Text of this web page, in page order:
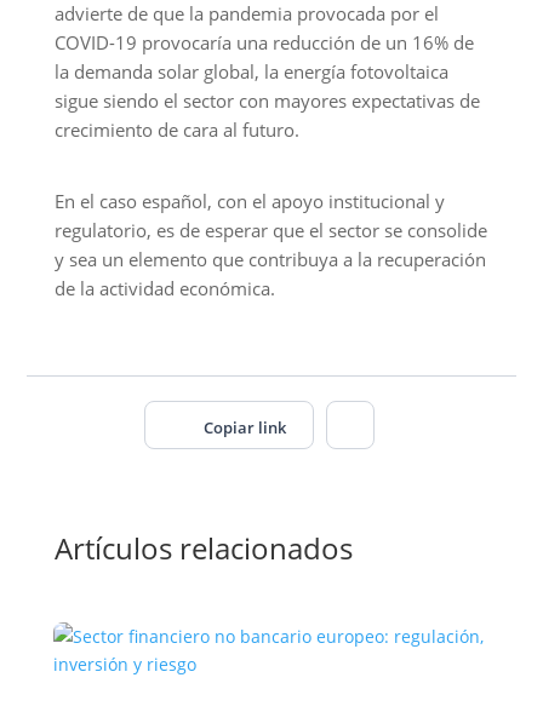
advierte de que la pandemia provocada por el
COVID-19 provocaría una reducción de un 16% de
la demanda solar global, la energía fotovoltaica
sigue siendo el sector con mayores expectativas de
crecimiento de cara al futuro.
En el caso español, con el apoyo institucional y
regulatorio, es de esperar que el sector se consolide
y sea un elemento que contribuya a la recuperación
de la actividad económica.
Copiar link
Artículos relacionados